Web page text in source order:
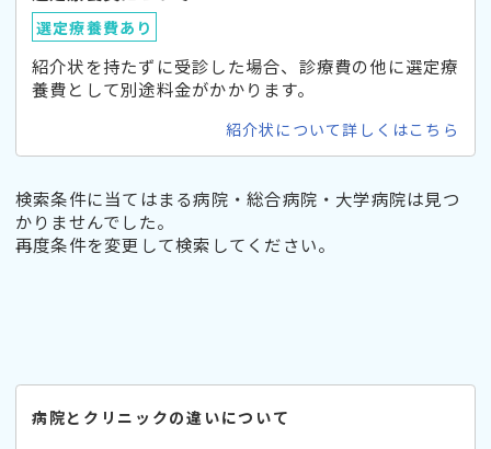
選定療養費あり
紹介状を持たずに受診した場合、診療費の他に選定療
養費として別途料金がかかります。
紹介状について詳しくはこちら
検索条件に当てはまる病院・総合病院・大学病院は見つ
かりませんでした。
再度条件を変更して検索してください。
病院とクリニックの違いについて